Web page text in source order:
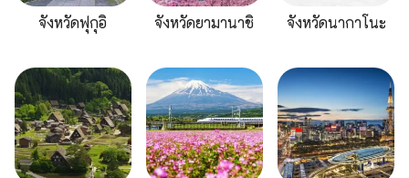
จังหวัดฟุกุอิ จังหวัดยามานาชิ จังหวัดนากาโนะ